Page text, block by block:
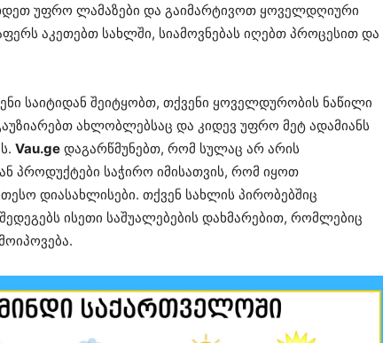
უფრო ლამაზები და გაიმარტივოთ ყოველდღიური
აკეთებთ სახლში, სიამოვნებას იღებთ პროცესით და
საიტიდან შეიტყობთ, თქვენი ყოველდურობის ნაწილი
ახლობლებსაც და კიდევ უფრო მეტ ადამიანს
Vau.ge დაგარწმუნებთ, რომ სულაც არ არის
პროდუქტები საჭირო იმისათვის, რომ იყოთ
დიასახლისები. თქვენ სახლის პირობებშიც
ისეთი საშუალებების დახმარებით, რომლებიც